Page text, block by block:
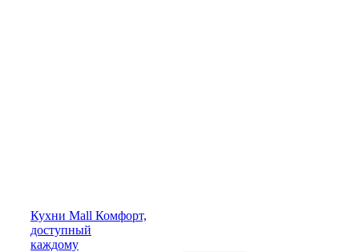
Кухни Mall Комфорт,
доступный
каждому